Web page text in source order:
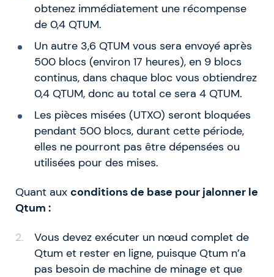
obtenez immédiatement une récompense
de 0,4 QTUM.
Un autre 3,6 QTUM vous sera envoyé après
500 blocs (environ 17 heures), en 9 blocs
continus, dans chaque bloc vous obtiendrez
0,4 QTUM, donc au total ce sera 4 QTUM.
Les pièces misées (UTXO) seront bloquées
pendant 500 blocs, durant cette période,
elles ne pourront pas être dépensées ou
utilisées pour des mises.
Quant aux conditions de base pour jalonner le
Qtum :
Vous devez exécuter un nœud complet de
Qtum et rester en ligne, puisque Qtum n’a
pas besoin de machine de minage et que